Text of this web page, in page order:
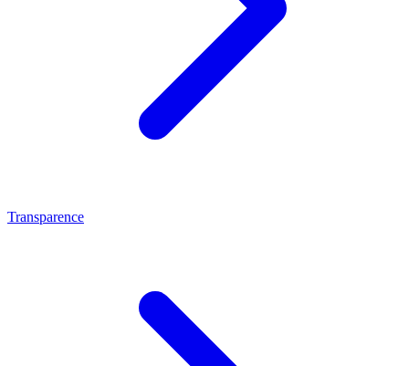
Transparence